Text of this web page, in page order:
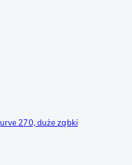
270, duże ząbki